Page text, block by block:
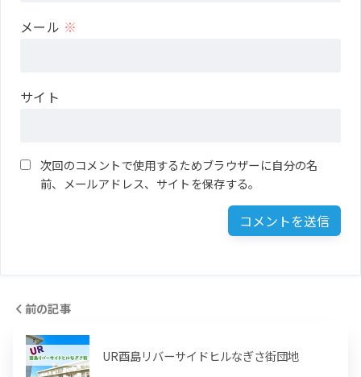
メール ※
サイト
次回のコメントで使用するためブラウザーに自分の名
前、メールアドレス、サイトを保存する。
前の記事
UR酉島リバーサイドヒルなぎさ街団地